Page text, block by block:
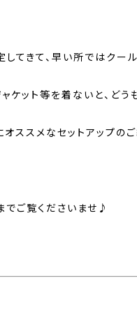
してきて、早い所ではクー
ケット等を着ないと、どうも
オススメなセットアップの
でご覧くださいませ♪